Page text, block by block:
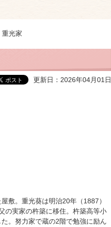
重光家
更新日：2026年04月01日
敷。重光葵は明治20年（1887）
の実家の杵築に移住。杵築高等小
。努力家で蔵の2階で勉強に励ん